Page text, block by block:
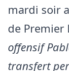
mardi soir
de Premier
offensif
transfert